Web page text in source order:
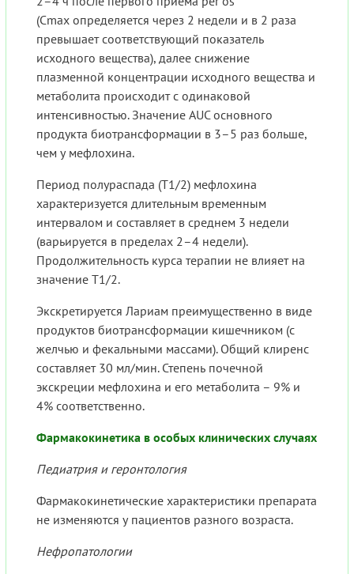
(Cmax определяется через 2 недели и в 2 раза
превышает соответствующий показатель
исходного вещества), далее снижение
плазменной концентрации исходного вещества и
метаболита происходит с одинаковой
интенсивностью. Значение AUC основного
продукта биотрансформации в 3–5 раз больше,
чем у мефлохина.
Период полураспада (T1/2) мефлохина
характеризуется длительным временным
интервалом и составляет в среднем 3 недели
(варьируется в пределах 2–4 недели).
Продолжительность курса терапии не влияет на
значение T1/2.
Экскретируется Лариам преимущественно в виде
продуктов биотрансформации кишечником (с
желчью и фекальными массами). Общий клиренс
составляет 30 мл/мин. Степень почечной
экскреции мефлохина и его метаболита – 9% и
4% соответственно.
Фармакокинетика в особых клинических случаях
Педиатрия и геронтология
Фармакокинетические характеристики препарата
не изменяются у пациентов разного возраста.
Нефропатологии